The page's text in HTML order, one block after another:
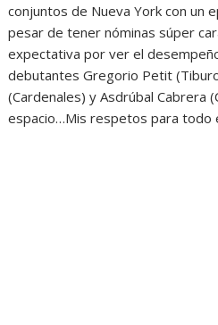
conjuntos de Nueva York con un
pesar de tener nóminas súper
expectativa por ver el
debutantes Gregorio Petit
(Cardenales) y Asdrúbal Cabrera
espacio…Mis respetos para todo